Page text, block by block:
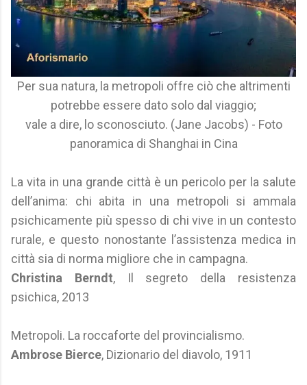
Per sua natura, la metropoli offre ciò che altrimenti
potrebbe essere dato solo dal viaggio;
vale a dire, lo sconosciuto. (Jane Jacobs) - Foto
panoramica di Shanghai in Cina
La vita in una grande città è un pericolo per la salute
dell’anima: chi abita in una metropoli si ammala
psichicamente più spesso di chi vive in un contesto
rurale, e questo nonostante l’assistenza medica in
città sia di norma migliore che in campagna.
Christina Berndt, Il segreto della resistenza
psichica, 2013
Metropoli. La roccaforte del provincialismo.
Ambrose Bierce, Dizionario del diavolo, 1911